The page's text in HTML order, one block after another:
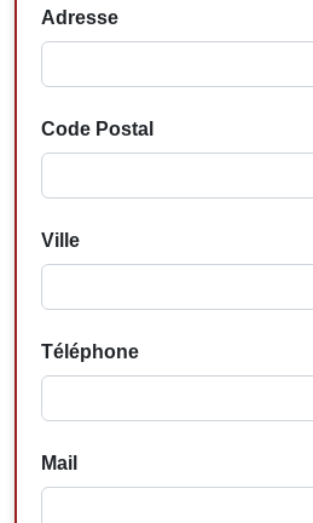
Adresse
Code Postal
Ville
Téléphone
Mail